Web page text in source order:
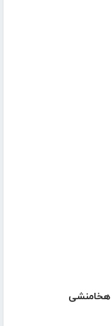
هخامنشی